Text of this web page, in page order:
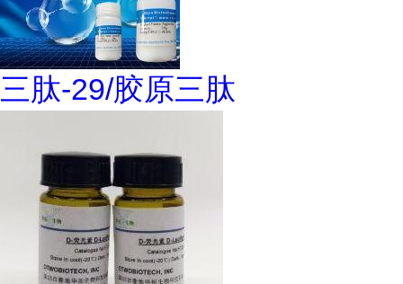
三肽-29/胶原三肽